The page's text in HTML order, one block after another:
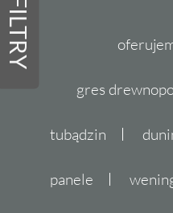
FILTRY
gres
tubądzin
panele